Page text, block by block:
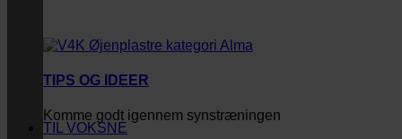
TIPS OG IDEER
Komme godt igennem synstræningen
TIL VOKSNE